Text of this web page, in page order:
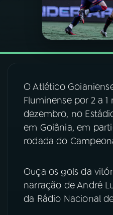
PODCASTS
VIDEOCASTS
08 FESTIVAL DE MÚSICA
ACOMPANHE A RÁDIO
Instagram
O Atlético
Fluminense por 2 a 1
dezembro, no
em Goiânia, em
rodada do
Ouça os gols da
narração de André
da Rádio Nacional